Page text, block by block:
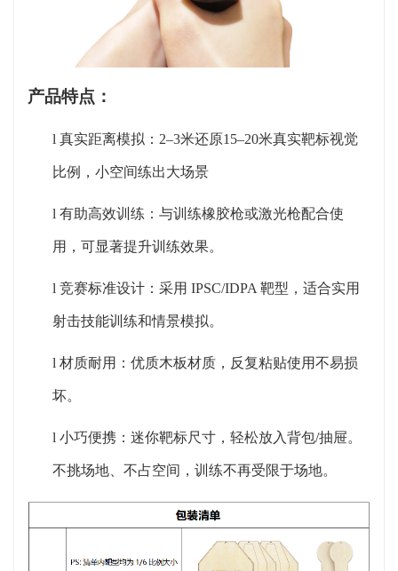
产品特点：
l 真实距离模拟： 2–3米还原15–20米真实靶标视觉
比例，小空间练出大场景
l 有助高效训练：与训练橡胶枪或激光枪配合使
用，可显著提升训练效果。
l 竞赛标准设计：采用 IPSC/IDPA 靶型，适合实用
射击技能训练和情景模拟。
l 材质耐用：优质木板材质， 反复粘贴使用不易损
坏。
l 小巧便携：迷你靶标尺寸，轻松放入背包/抽屉。
不挑场地、不占空间，训练不再受限于场地。